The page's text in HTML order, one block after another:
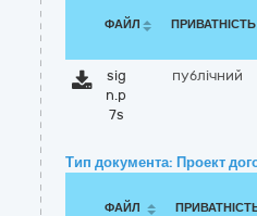
ФАЙЛ ПРИВАТНІСТЬ
sig
n.p
7s
публічний
Тип документа: Проект
ФАЙЛ